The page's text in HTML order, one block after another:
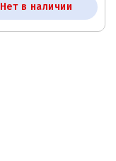
Нет в наличии